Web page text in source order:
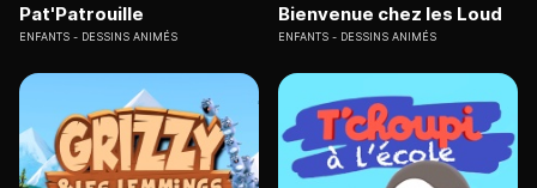
Pat'Patrouille
ENFANTS DESSINS ANIMÉS
Bienvenue chez les Loud
ENFANTS DESSINS ANIMÉS